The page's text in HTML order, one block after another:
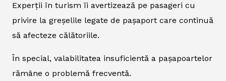
Experții în turism îi avertizează pe pasageri cu
privire la greșelile legate de pașaport care continuă
să afecteze călătoriile.
În special, valabilitatea insuficientă a pașapoartelor
rămâne o problemă frecventă.